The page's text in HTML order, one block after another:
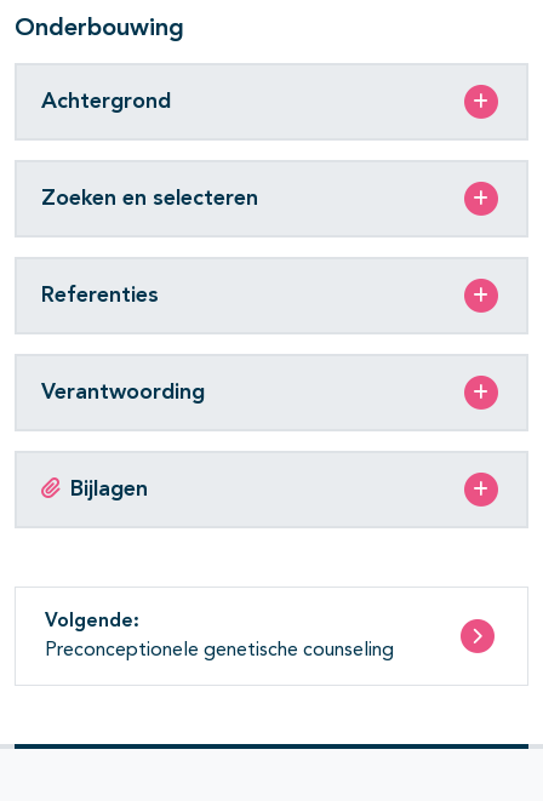
Onderbouwing
Achtergrond
Zoeken en selecteren
Referenties
Verantwoording
Bijlagen
Volgende:
Preconceptionele genetische counseling